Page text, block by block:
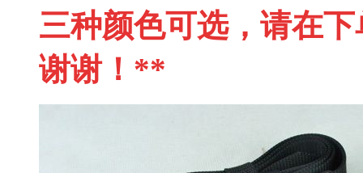
三种颜色可选，请在
谢谢！**